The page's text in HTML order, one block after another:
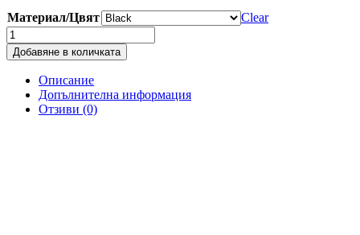
Материал/Цвят Clear
Добавяне в количката
Описание
Допълнителна информация
Отзиви (0)